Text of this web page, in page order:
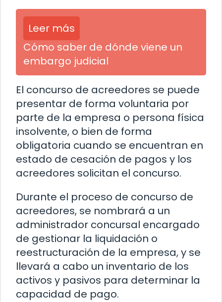
Leer más
Cómo saber de dónde viene un
embargo judicial
El concurso de acreedores se puede
presentar de forma voluntaria por
parte de la empresa o persona física
insolvente, o bien de forma
obligatoria cuando se encuentran en
estado de cesación de pagos y los
acreedores solicitan el concurso.
Durante el proceso de concurso de
acreedores, se nombrará a un
administrador concursal encargado
de gestionar la liquidación o
reestructuración de la empresa, y se
llevará a cabo un inventario de los
activos y pasivos para determinar la
capacidad de pago.